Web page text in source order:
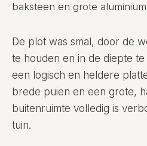
baksteen en grote
De plot was smal, door de
te houden en in de diepte
een logisch en heldere
brede puien en een grote,
buitenruimte volledig is
tuin.